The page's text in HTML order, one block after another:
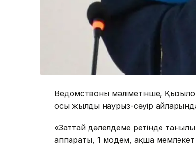
Ведомствоның мәліметінше,
осы жылдың наурыз-сәуір
«Заттай дәлелдеме ретінде
аппараты, 1 модем, ақша